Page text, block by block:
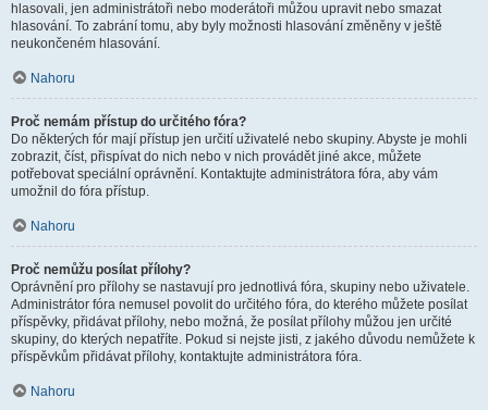
hlasovali, jen administrátoři nebo moderátoři můžou upravit nebo smazat
hlasování. To zabrání tomu, aby byly možnosti hlasování změněny v ještě
neukončeném hlasování.
Nahoru
Proč nemám přístup do určitého fóra?
Do některých fór mají přístup jen určití uživatelé nebo skupiny. Abyste je mohli
zobrazit, číst, přispívat do nich nebo v nich provádět jiné akce, můžete
potřebovat speciální oprávnění. Kontaktujte administrátora fóra, aby vám
umožnil do fóra přístup.
Nahoru
Proč nemůžu posílat přílohy?
Oprávnění pro přílohy se nastavují pro jednotlivá fóra, skupiny nebo uživatele.
Administrátor fóra nemusel povolit do určitého fóra, do kterého můžete posílat
příspěvky, přidávat přílohy, nebo možná, že posílat přílohy můžou jen určité
skupiny, do kterých nepatříte. Pokud si nejste jisti, z jakého důvodu nemůžete k
příspěvkům přidávat přílohy, kontaktujte administrátora fóra.
Nahoru